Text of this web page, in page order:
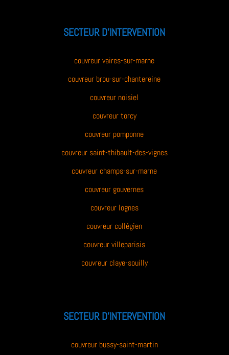
SECTEUR D’INTERVENTION
couvreur vaires-sur-marne
couvreur brou-sur-chantereine
couvreur noisiel
couvreur torcy
couvreur pomponne
couvreur saint-thibault-des-vignes
couvreur champs-sur-marne
couvreur gouvernes
couvreur lognes
couvreur collégien
couvreur villeparisis
couvreur claye-souilly
SECTEUR D’INTERVENTION
couvreur bussy-saint-martin